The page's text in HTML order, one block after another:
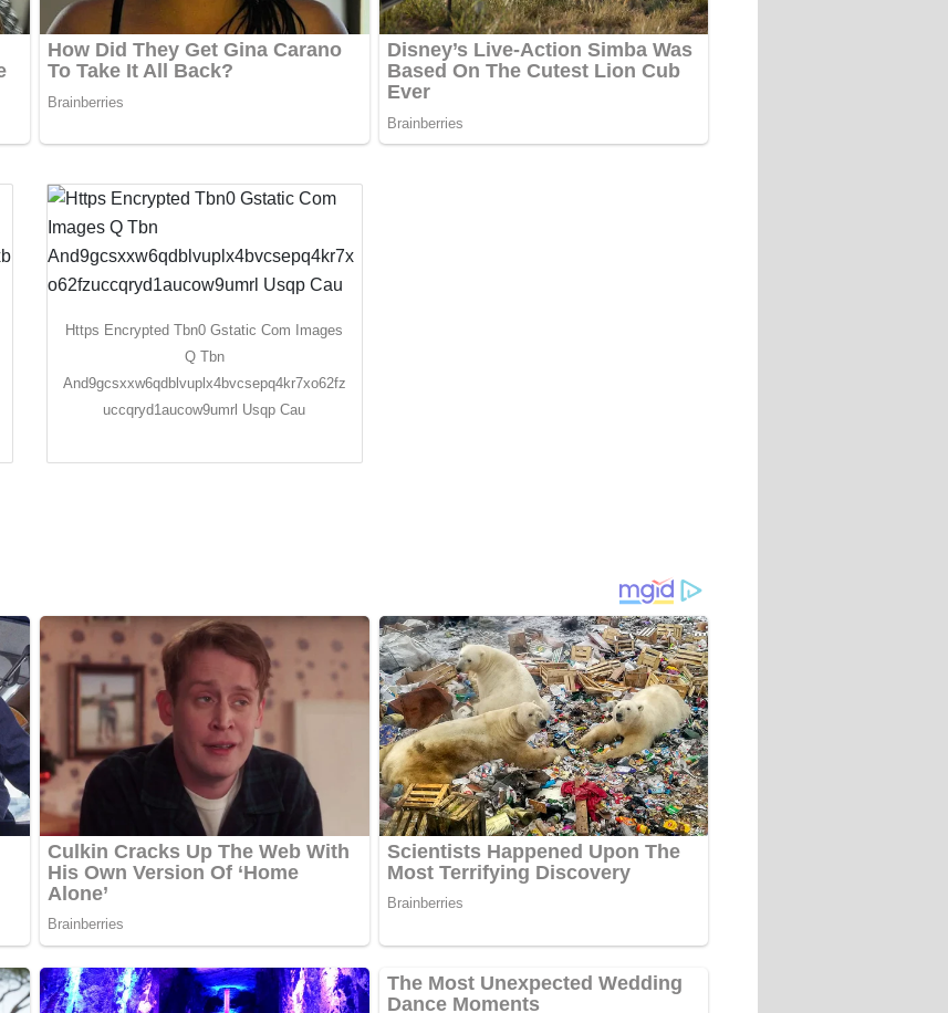
Https Encrypted Tbn0 Gstatic Com Images
Q Tbn
And9gcsxxw6qdblvuplx4bvcsepq4kr7xo62fz
uccqryd1aucow9umrl Usqp Cau